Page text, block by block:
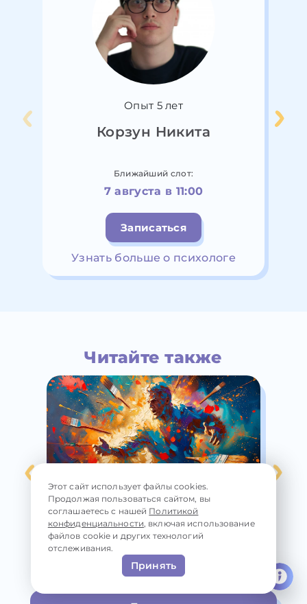
Опыт 5 лет
Корзун Никита
Ближайший слот:
7 августа в 11:00
Записаться
Узнать больше о психологе
Читайте также
Как стать более творческим: можно
ли развить творческие
способности, если нет фантазии
Этот сайт использует файлы cookies.
Продолжая пользоваться сайтом, вы
соглашаетесь с нашей Политикой
конфиденциальности, включая использование
файлов cookie и других технологий
отслеживания.
Принять